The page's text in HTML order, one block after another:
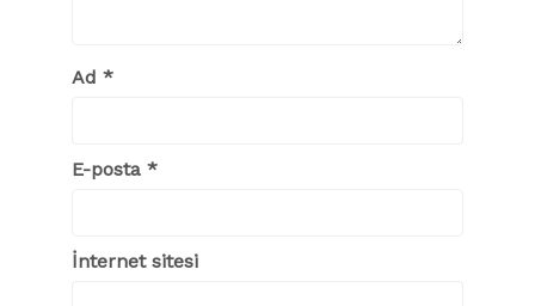
Ad *
E-posta *
İnternet sitesi